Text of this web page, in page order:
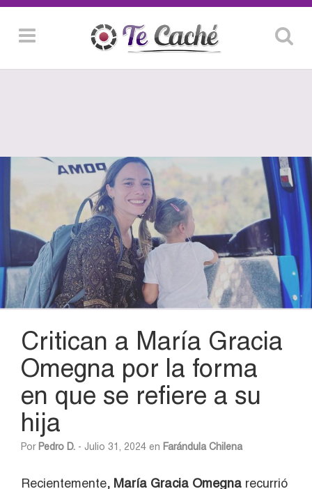
Critican a María Gracia
Omegna por la forma
en que se refiere a su
hija
Por Pedro D. - Julio 31, 2024 en Farándula Chilena
Recientemente, María Gracia Omegna recurrió